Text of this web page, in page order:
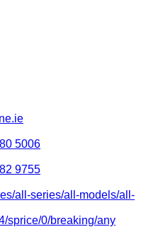
5006
9755
all-series/all-models/all-
sprice/0/breaking/any